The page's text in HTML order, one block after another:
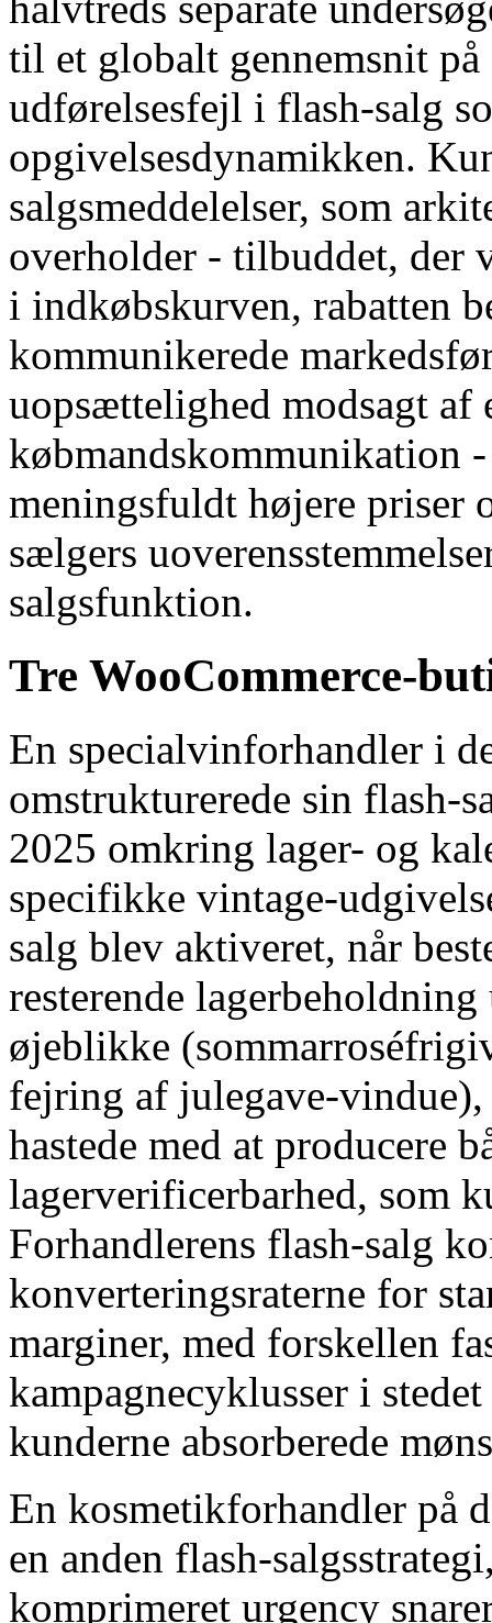
til et globalt gennemsnit
udførelsesfejl i flash-salg
opgivelsesdynamikken.
salgsmeddelelser, som
overholder - tilbuddet, der
i indkøbskurven, rabatten
kommunikerede
uopsættelighed modsagt af
købmandskommunikation
meningsfuldt højere priser
sælgers
salgsfunktion.
Tre WooCommerce-
En specialvinforhandler i
omstrukturerede sin flash-
2025 omkring lager- og
specifikke vintage-
salg blev aktiveret, når
resterende
øjeblikke
fejring af julegave-vindue),
hastede med at producere
lagerverificerbarhed, som
Forhandlerens flash-salg
konverteringsraterne for
marginer, med forskellen
kampagnecyklusser i
kunderne absorberede
En kosmetikforhandler på
en anden flash-
komprimeret urgency